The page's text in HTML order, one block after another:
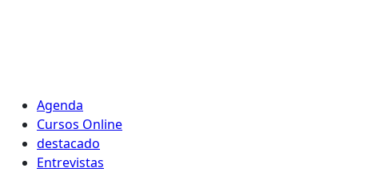
Agenda
Cursos Online
destacado
Entrevistas